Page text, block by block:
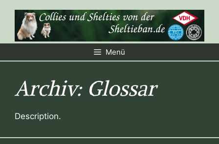
springen
Menü
Archiv: Glossar
Description.